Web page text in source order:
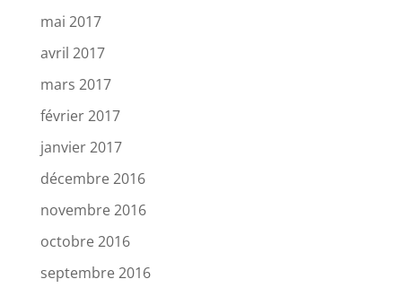
mai 2017
avril 2017
mars 2017
février 2017
janvier 2017
décembre 2016
novembre 2016
octobre 2016
septembre 2016